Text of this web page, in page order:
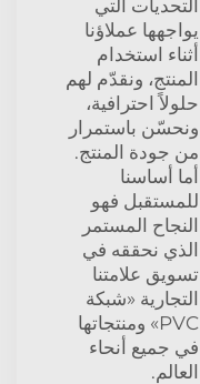
التحديات التي
يواجهها عملاؤنا
أثناء استخدام
المنتج، ونقدّم لهم
حلولاً احترافية،
ونحسّن باستمرار
من جودة المنتج.
أما أساسنا
للمستقبل فهو
النجاح المستمر
الذي نحققه في
تسويق علامتنا
التجارية «شبكة
PVC» ومنتجاتها
في جميع أنحاء
العالم.